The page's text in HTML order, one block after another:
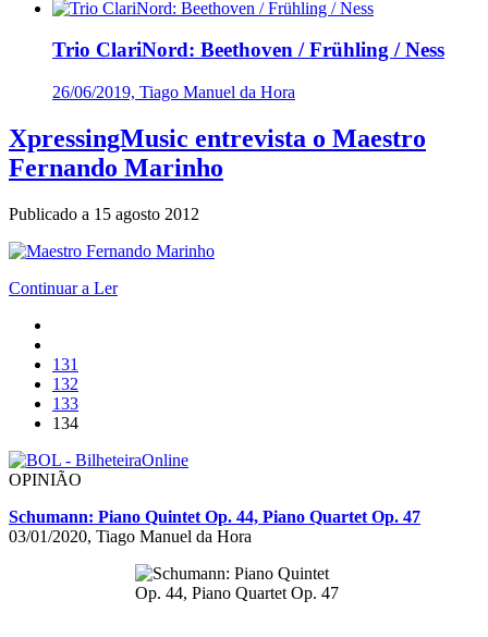
Trio ClariNord: Beethoven / Frühling / Ness
26/06/2019, Tiago Manuel da Hora
XpressingMusic entrevista o Maestro
Fernando Marinho
Publicado a 15 agosto 2012
Continuar a Ler
131
132
133
134
OPINIÃO
Schumann: Piano Quintet Op. 44, Piano Quartet Op. 47
03/01/2020, Tiago Manuel da Hora